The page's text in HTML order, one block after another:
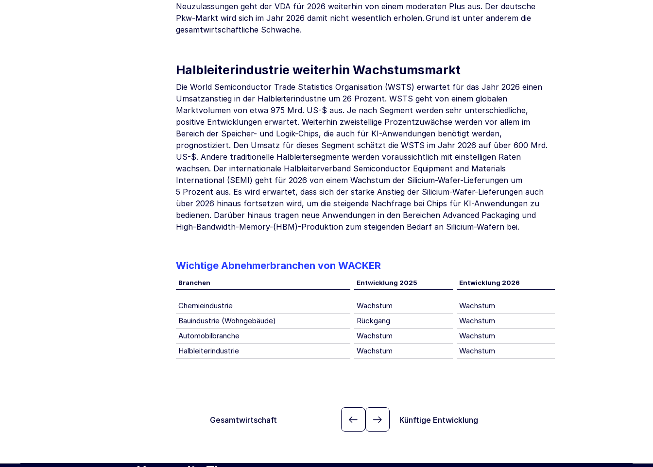
Neuzulassungen geht der VDA für 2026 weiterhin von einem moderaten Plus aus. Der deutsche
Pkw-Markt wird sich im Jahr 2026 damit nicht wesentlich erholen. Grund ist unter anderem die
gesamtwirtschaftliche Schwäche.
Halbleiterindustrie weiterhin Wachstumsmarkt
Die World Semiconductor Trade Statistics Organisation (WSTS) erwartet für das Jahr 2026 einen
Umsatzanstieg in der Halbleiterindustrie um 26 Prozent. WSTS geht von einem globalen
Marktvolumen von etwa 975 Mrd. US-$ aus. Je nach Segment werden sehr unterschiedliche,
positive Entwicklungen erwartet. Weiterhin zweistellige Prozentzuwächse werden vor allem im
Bereich der Speicher- und Logik-Chips, die auch für KI-Anwendungen benötigt werden,
prognostiziert. Den Umsatz für dieses Segment schätzt die WSTS im Jahr 2026 auf über 600 Mrd.
US-$. Andere traditionelle Halbleitersegmente werden voraussichtlich mit einstelligen Raten
wachsen. Der internationale Halbleiterverband Semiconductor Equipment and Materials
International (SEMI) geht für 2026 von einem Wachstum der Silicium-Wafer-Lieferungen um
5 Prozent aus. Es wird erwartet, dass sich der starke Anstieg der Silicium-Wafer-Lieferungen auch
über 2026 hinaus fortsetzen wird, um die steigende Nachfrage bei Chips für KI-Anwendungen zu
bedienen. Darüber hinaus tragen neue Anwendungen in den Bereichen Advanced Packaging und
High-Bandwidth-Memory-(HBM)-Produktion zum steigenden Bedarf an Silicium-Wafern bei.
Wichtige Abnehmerbranchen von WACKER
Branchen Entwicklung 2025 Entwicklung 2026
Chemieindustrie Wachstum
Wachstum
Bauindustrie (Wohngebäude)
Rückgang
Wachstum
Automobilbranche
Wachstum
Wachstum
Halbleiterindustrie
Wachstum Wachstum
Gesamtwirtschaft Künftige Entwicklung